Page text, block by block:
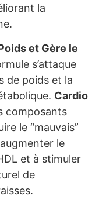
la
et Gère le
s’attaque
de poids et la
Cardio
composants
le “mauvais”
le
et à stimuler
de